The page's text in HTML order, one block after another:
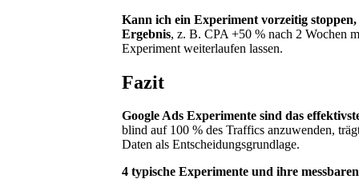
Kann ich ein Experiment vorzeitig
Ergebnis, z. B. CPA +50 % nach 2 Wochen
Experiment weiterlaufen lassen.
Fazit
Google Ads Experimente sind das
blind auf 100 % des Traffics anzuwenden,
Daten als Entscheidungsgrundlage.
4 typische Experimente und ihre